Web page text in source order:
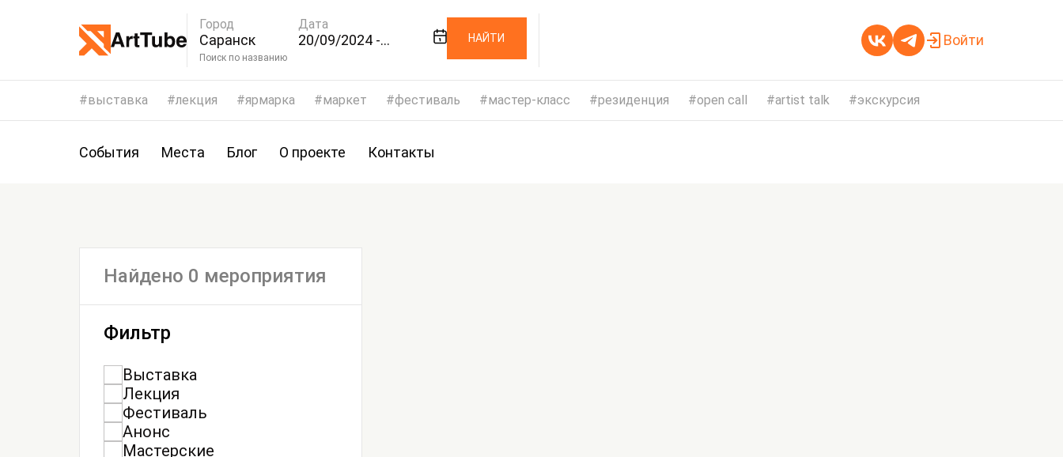
Город
Саранск
Дата
20/09/2024 -
Поиск по названию
НАЙТИ Войти
выставка лекция ярмарка маркет фестиваль мастер-класс резиденция open call artist talk экскурсия
События Места Блог О проекте Контакты
Найдено 0 мероприятия
Фильтр
Выставка
Лекция
Фестиваль
Анонс
Мастерские